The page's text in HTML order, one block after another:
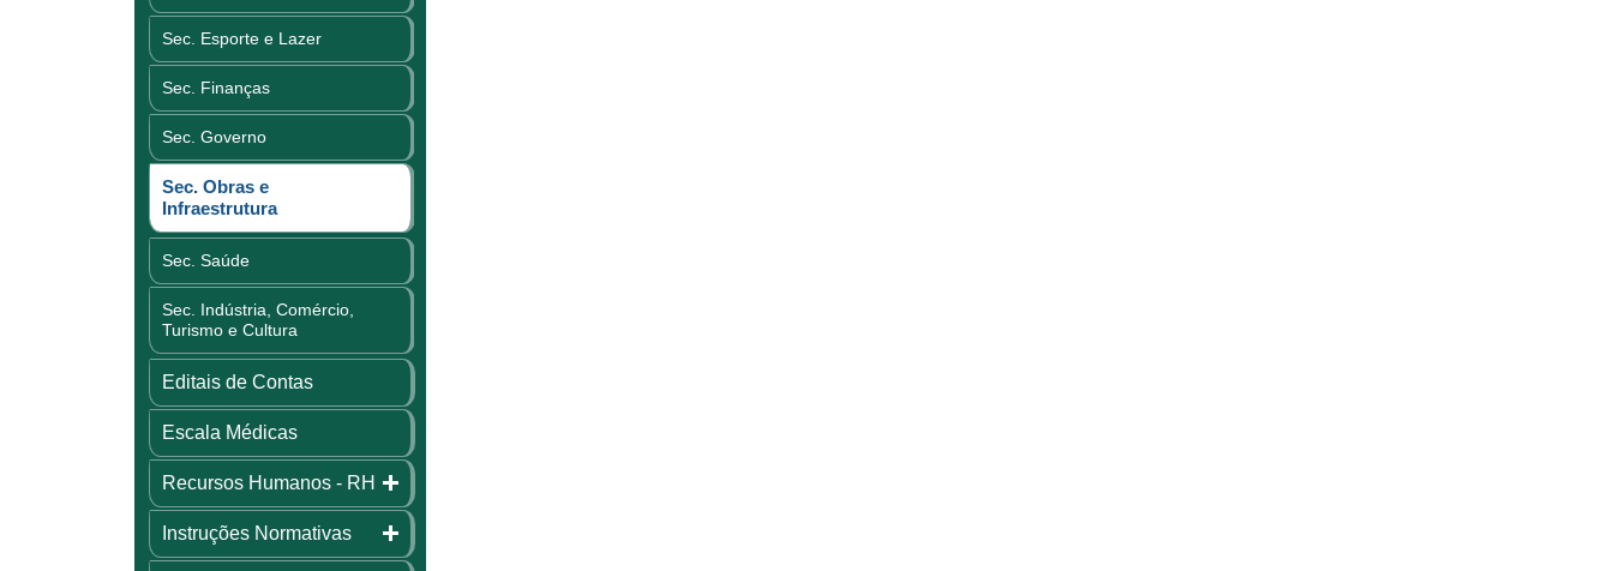
Sec. Esporte e Lazer
Sec. Finanças
Sec. Governo
Sec. Obras e
Infraestrutura
Sec. Saúde
Sec. Indústria, Comércio,
Turismo e Cultura
Editais de Contas
Escala Médicas
Recursos Humanos - RH
Instruções Normativas